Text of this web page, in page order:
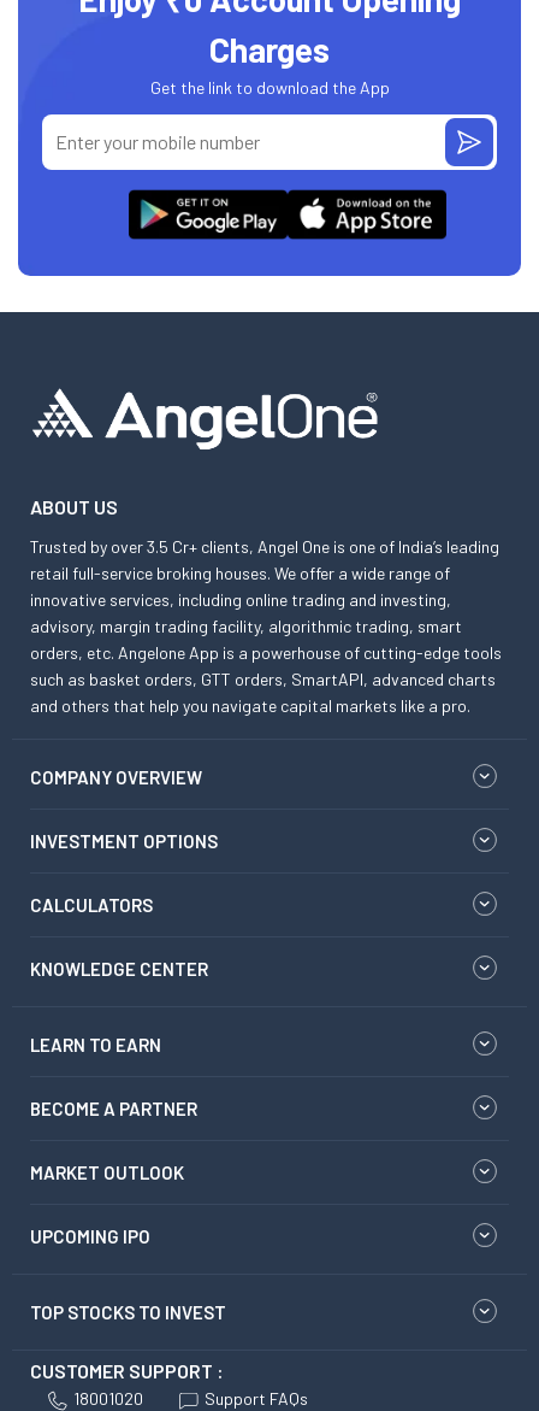
Charges
Get the link to download the App
ABOUT US
Trusted by over 3.5 Cr+ clients, Angel One is one of India’s leading
retail full-service broking houses. We offer a wide range of
innovative services, including online trading and investing,
advisory, margin trading facility, algorithmic trading, smart
orders, etc. Angelone App is a powerhouse of cutting-edge tools
such as basket orders, GTT orders, SmartAPI, advanced charts
and others that help you navigate capital markets like a pro.
COMPANY OVERVIEW
INVESTMENT OPTIONS
CALCULATORS
KNOWLEDGE CENTER
LEARN TO EARN
BECOME A PARTNER
MARKET OUTLOOK
UPCOMING IPO
TOP STOCKS TO INVEST
CUSTOMER SUPPORT :
18001020 Support FAQs